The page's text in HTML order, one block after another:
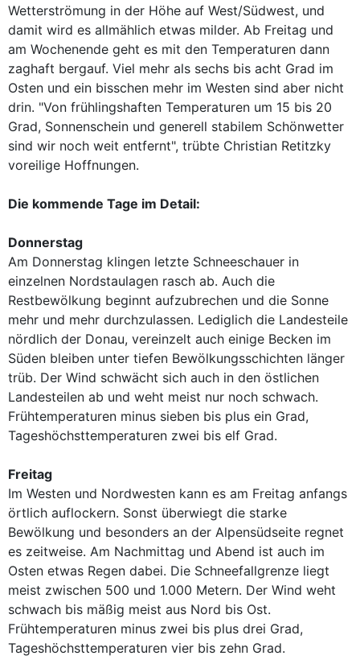
Wetterströmung in der Höhe auf West/Südwest, und
damit wird es allmählich etwas milder. Ab Freitag und
am Wochenende geht es mit den Temperaturen dann
zaghaft bergauf. Viel mehr als sechs bis acht Grad im
Osten und ein bisschen mehr im Westen sind aber nicht
drin. "Von frühlingshaften Temperaturen um 15 bis 20
Grad, Sonnenschein und generell stabilem Schönwetter
sind wir noch weit entfernt", trübte Christian Retitzky
voreilige Hoffnungen.
Die kommende Tage im Detail:
Donnerstag
Am Donnerstag klingen letzte Schneeschauer in
einzelnen Nordstaulagen rasch ab. Auch die
Restbewölkung beginnt aufzubrechen und die Sonne
mehr und mehr durchzulassen. Lediglich die Landesteile
nördlich der Donau, vereinzelt auch einige Becken im
Süden bleiben unter tiefen Bewölkungsschichten länger
trüb. Der Wind schwächt sich auch in den östlichen
Landesteilen ab und weht meist nur noch schwach.
Frühtemperaturen minus sieben bis plus ein Grad,
Tageshöchsttemperaturen zwei bis elf Grad.
Freitag
Im Westen und Nordwesten kann es am Freitag anfangs
örtlich auflockern. Sonst überwiegt die starke
Bewölkung und besonders an der Alpensüdseite regnet
es zeitweise. Am Nachmittag und Abend ist auch im
Osten etwas Regen dabei. Die Schneefallgrenze liegt
meist zwischen 500 und 1.000 Metern. Der Wind weht
schwach bis mäßig meist aus Nord bis Ost.
Frühtemperaturen minus zwei bis plus drei Grad,
Tageshöchsttemperaturen vier bis zehn Grad.